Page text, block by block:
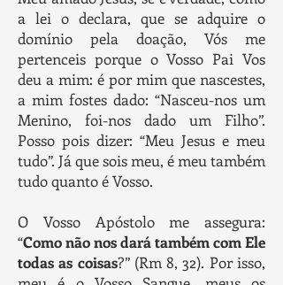
a lei o declara, que se adquire o
domínio pela doação, Vós me
pertenceis porque o Vosso Pai Vos
deu a mim: é por mim que nascestes,
a mim fostes dado: “Nasceu-nos um
Menino, foi-nos dado um Filho”.
Posso pois dizer: “Meu Jesus e meu
tudo”. Já que sois meu, é meu também
tudo quanto é Vosso.
O Vosso Apóstolo me assegura:
“Como não nos dará também com Ele
todas as coisas?” (Rm 8, 32). Por isso,